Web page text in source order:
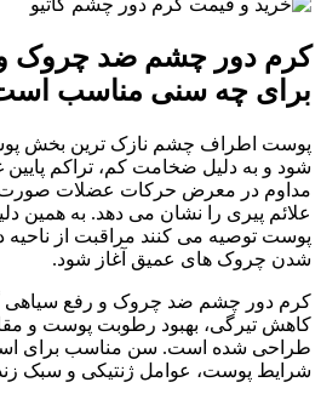
کرم دور چشم ضد چروک و
برای چه سنی مناسب
پوست اطراف چشم نازک ترین بخش
شود و به دلیل ضخامت کم، تراکم
مداوم در معرض حرکات عضلات صورت،
علائم پیری را نشان می دهد. به همین
پوست توصیه می کنند مراقبت از
شدن چروک های عمیق آغاز شود.
کرم دور چشم ضد چروک و رفع سیاهی
کاهش تیرگی، بهبود رطوبت پوست و
طراحی شده است. سن مناسب برای
شرایط پوست، عوامل ژنتیکی و سبک